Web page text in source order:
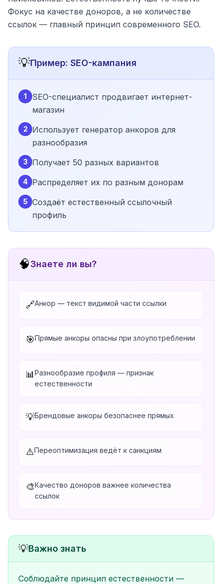
Фокус на качестве доноров, а не количестве
ссылок — главный принцип современного SEO.
💡Пример: SEO-кампания
1
SEO-специалист продвигает интернет-
магазин
2
Использует генератор анкоров для
разнообразия
3 Получает 50 разных вариантов
4 Распределяет их по разным донорам
5 Создаёт естественный ссылочный
профиль
🧠Знаете ли вы?
🔗Анкор — текст видимой части ссылки
🎯Прямые анкоры опасны при злоупотреблении
📊 Разнообразие профиля — признак
естественности
💡Брендовые анкоры безопаснее прямых
⚠️Переоптимизация ведёт к санкциям
🎨Качество доноров важнее количества
ссылок
💡Важно знать
Соблюдайте принцип естественности —